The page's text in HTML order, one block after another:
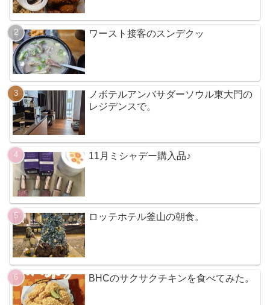
ワースト接客のスンデクッ
ノボテルアンバサダーソウル東大門の
レジデンスで。
11月ミシャデー購入品♪
ロッテホテル釜山の朝食。
BHCのサクサクチキンを食べてみた。